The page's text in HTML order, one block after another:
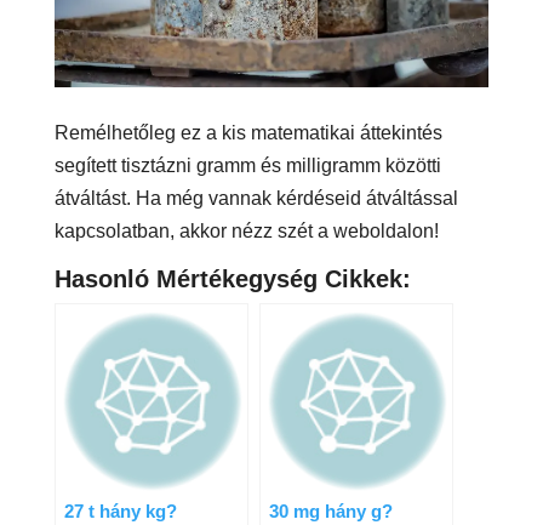
Remélhetőleg ez a kis matematikai áttekintés
segített tisztázni gramm és milligramm közötti
átváltást. Ha még vannak kérdéseid átváltással
kapcsolatban, akkor nézz szét a weboldalon!
Hasonló Mértékegység Cikkek:
27 t hány kg? 30 mg hány g?